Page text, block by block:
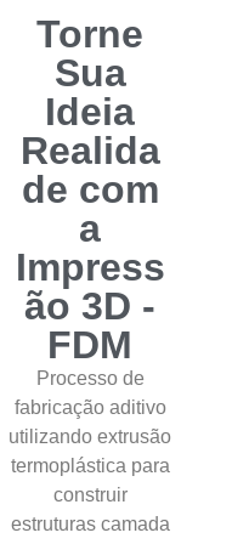
Torne
Sua
Ideia
Realida
de com
a
Impress
ão 3D -
FDM
Processo de
fabricação aditivo
utilizando extrusão
termoplástica para
construir
estruturas camada